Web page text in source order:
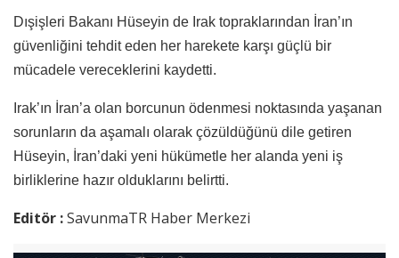
Dışişleri Bakanı Hüseyin de Irak topraklarından İran’ın
güvenliğini tehdit eden her harekete karşı güçlü bir
mücadele vereceklerini kaydetti.
Irak’ın İran’a olan borcunun ödenmesi noktasında yaşanan
sorunların da aşamalı olarak çözüldüğünü dile getiren
Hüseyin, İran’daki yeni hükümetle her alanda yeni iş
birliklerine hazır olduklarını belirtti.
Editör :SavunmaTR Haber Merkezi